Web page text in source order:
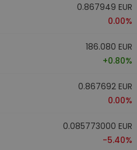
0.867949 EUR
0.00%
186.080 EUR
+0.80%
0.867692 EUR
0.00%
0.085773000 EUR
-5.40%